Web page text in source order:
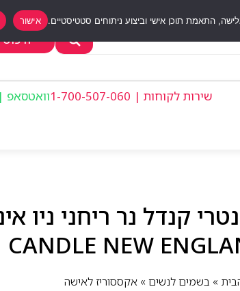
חיפוש
שירות לקוחות | 1-700-507-060 וואטסאפ | 053-333-6264
CANDLE NEW
» בשמים לנשים »אקססוריז לאישה
אישור